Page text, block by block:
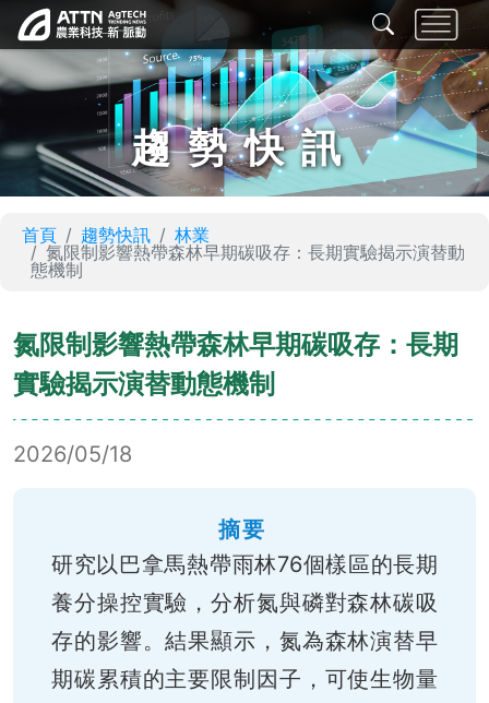
趨勢快訊
首頁 趨勢快訊
林業
氮限制影響熱帶森林早期碳吸存：長期實驗揭示演替動
態機制
氮限制影響熱帶森林早期碳吸存：長期
實驗揭示演替動態機制
2026/05/18
摘要
研究以巴拿馬熱帶雨林76個樣區的長期
養分操控實驗，分析氮與磷對森林碳吸
存的影響。結果顯示，氮為森林演替早
期碳累積的主要限制因子，可使生物量